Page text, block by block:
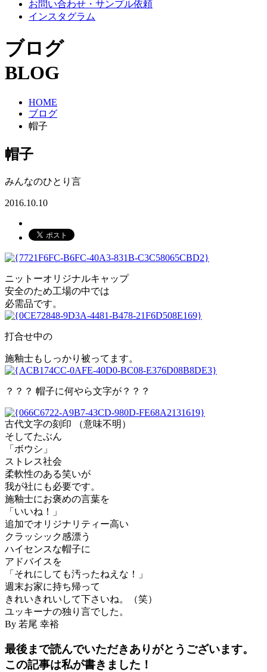
お問い合わせ・サンプル依頼
インスタグラム
ブログ
BLOG
HOME
ブログ
帽子
帽子
みんなのひとり言
2016.10.10
ニットーオリジナルキャップ
安全のため工場の中では
必需品です。
打合せ中の
施釉士もしっかり被ってます。
？？？ 帽子に何やら文字が？？？
古代文字の刻印 （意味不明）
そしてたぶん
「ボウシ」
ストレス社会
柔軟性のある笑いが
我が社にも必要です。
施釉士にお褒めの言葉を
「いいね！」
追加でオリジナリティー高い
クラッシック感漂う
ハイセンスな帽子に
アドバイスを
「それにしても汚ったねえな！」
週末お家に持ち帰って
きれいきれいして下さいね。（笑）
ユッキーナの独り言でした。
By 若尾 幸裕
最後まで読んでいただきありがとうございます。
この記事は私が書きました！